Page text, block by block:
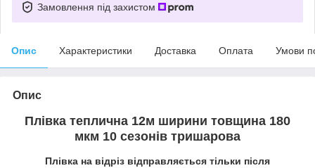
Замовлення під захистом
Опис Характеристики Доставка Оплата Умови
Опис
Плівка теплична 12м ширини товщина 180
мкм 10 сезонів тришарова
Плівка на відріз відправляється тільки після